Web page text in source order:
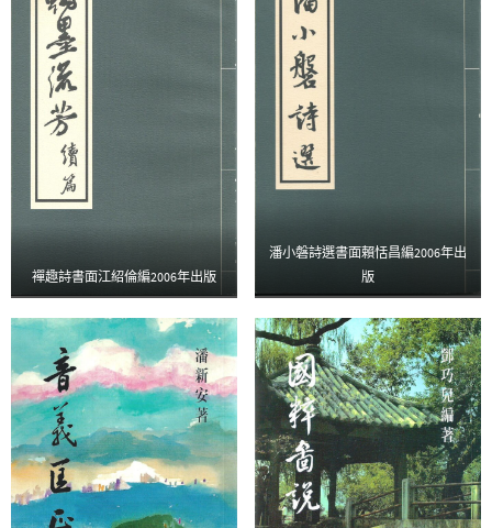
襌趣詩書面江紹倫編2006年出版
潘小磐詩選書面賴恬昌編2006年出
版